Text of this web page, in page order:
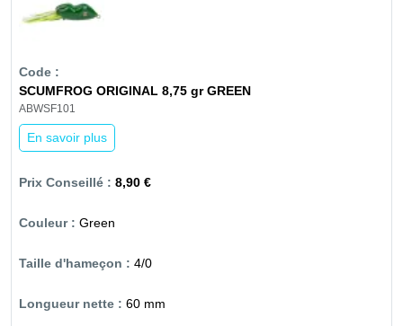
SCUMFROG ORIGINAL 8,75 gr GREEN
ABWSF101
En savoir plus
8,90 €
Green
4/0
60 mm